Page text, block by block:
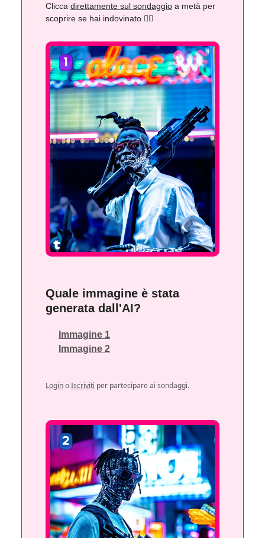
Clicca direttamente sul sondaggio a metà per
scoprire se hai indovinato 👇🏻
Quale immagine è stata
generata dall'AI?
Immagine 1
Immagine 2
LoginoIscriviti per partecipare ai sondaggi.